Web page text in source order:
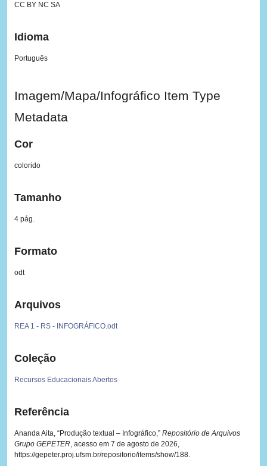
CC BY NC SA
Idioma
Português
Imagem/Mapa/Infográfico Item Type
Metadata
Cor
colorido
Tamanho
4 pág.
Formato
odt
Arquivos
REA 1 - RS - INFOGRÁFICO.odt
Coleção
Recursos Educacionais Abertos
Referência
Ananda Aita, “Produção textual – Infográfico,” Repositório de Arquivos
Grupo GEPETER, acesso em 7 de agosto de 2026,
https://gepeter.proj.ufsm.br/repositorio/items/show/188.